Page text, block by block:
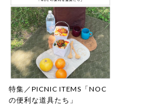
特集／PICNIC ITEMS「NOC
の便利な道具たち」